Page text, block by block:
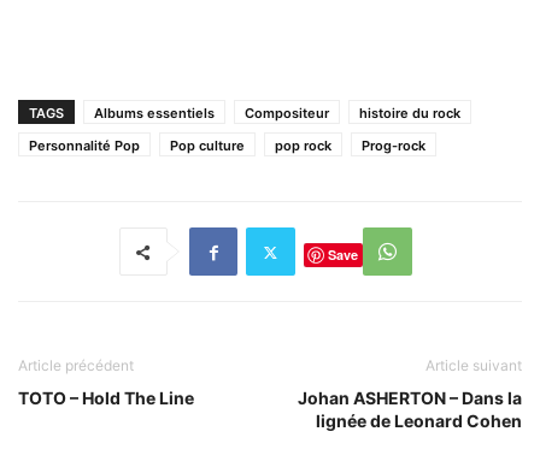
TAGS Albums essentiels Compositeur
histoire du rock
Personnalité Pop
Pop culture pop rock Prog-rock
Save
Article précédent
TOTO – Hold The Line
Article suivant
Johan ASHERTON – Dans la
lignée de Leonard Cohen